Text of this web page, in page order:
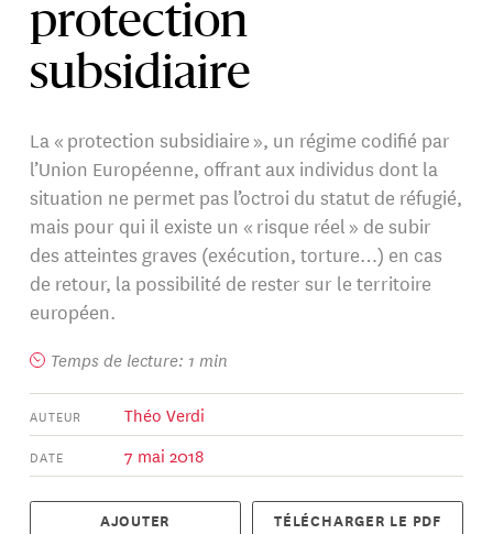
protection
subsidiaire
La « protection subsidiaire », un régime codifié par
l’Union Européenne, offrant aux individus dont la
situation ne permet pas l’octroi du statut de réfugié,
mais pour qui il existe un « risque réel » de subir
des atteintes graves (exécution, torture…) en cas
de retour, la possibilité de rester sur le territoire
européen.
Temps de lecture: 1 min
AUTEUR Théo Verdi
DATE 7 mai 2018
AJOUTER TÉLÉCHARGER LE PDF